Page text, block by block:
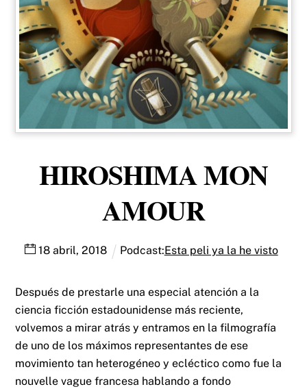
HIROSHIMA MON
AMOUR
18 abril, 2018 Podcast:Esta peli ya la he visto
Después de prestarle una especial atención a la
ciencia ficción estadounidense más reciente,
volvemos a mirar atrás y entramos en la filmografía
de uno de los máximos representantes de ese
movimiento tan heterogéneo y ecléctico como fue la
nouvelle vague francesa hablando a fondo